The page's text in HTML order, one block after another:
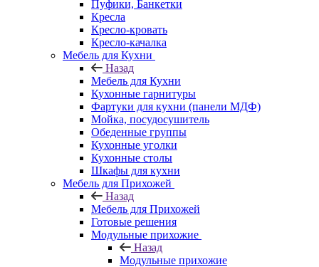
Пуфики, Банкетки
Кресла
Кресло-кровать
Кресло-качалка
Мебель для Кухни
Назад
Мебель для Кухни
Кухонные гарнитуры
Фартуки для кухни (панели МДФ)
Мойка, посудосушитель
Обеденные группы
Кухонные уголки
Кухонные столы
Шкафы для кухни
Мебель для Прихожей
Назад
Мебель для Прихожей
Готовые решения
Модульные прихожие
Назад
Модульные прихожие